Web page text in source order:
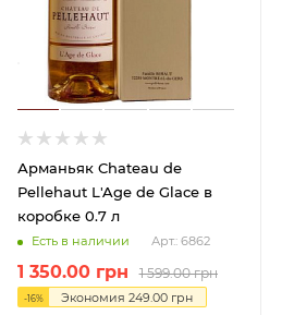
Арманьяк Chateau de
Pellehaut L'Age de Glace в
коробке 0.7 л
Есть в наличии Арт.: 6862
1 350.00грн 1 599.00грн
-16% Экономия 249.00грн